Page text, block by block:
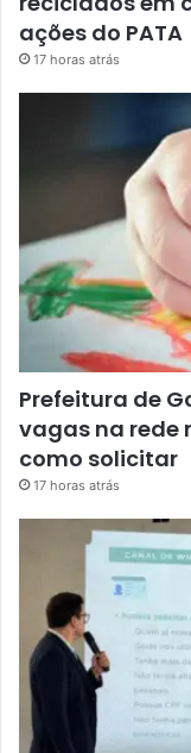
ações do PATA
17 horas atrás
Prefeitura de
vagas na rede
como solicitar
17 horas atrás